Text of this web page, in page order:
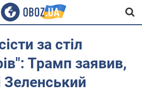
за стіл
Трамп заявив,
Зеленський